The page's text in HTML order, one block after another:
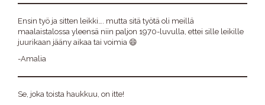
Ensin työ ja sitten leikki…. mutta sitä työtä oli meillä
maalaistalossa yleensä niin paljon 1970-luvulla, ettei sille leikille
juurikaan jääny aikaa tai voimia 😄
-Amalia
Se, joka toista haukkuu, on itte!